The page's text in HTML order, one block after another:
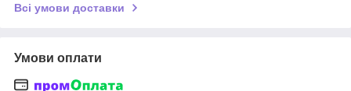
Всі умови доставки
Умови оплати